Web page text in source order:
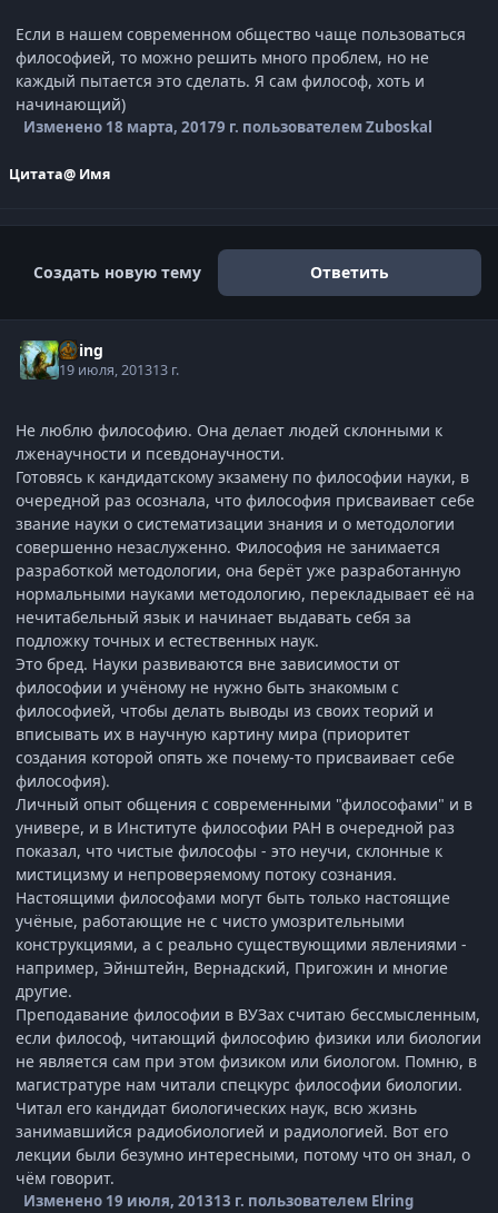
Если в нашем современном общество чаще пользоваться
философией, то можно решить много проблем, но не
каждый пытается это сделать. Я сам философ, хоть и
начинающий)
Изменено 18 марта, 20179 г. пользователем Zuboskal
Цитата@ Имя
Создать новую тему Ответить
Elring
19 июля, 201313 г.
Не люблю философию. Она делает людей склонными к
лженаучности и псевдонаучности.
Готовясь к кандидатскому экзамену по философии науки, в
очередной раз осознала, что философия присваивает себе
звание науки о систематизации знания и о методологии
совершенно незаслуженно. Философия не занимается
разработкой методологии, она берёт уже разработанную
нормальными науками методологию, перекладывает её на
нечитабельный язык и начинает выдавать себя за
подложку точных и естественных наук.
Это бред. Науки развиваются вне зависимости от
философии и учёному не нужно быть знакомым с
философией, чтобы делать выводы из своих теорий и
вписывать их в научную картину мира (приоритет
создания которой опять же почему-то присваивает себе
философия).
Личный опыт общения с современными "философами" и в
универе, и в Институте философии РАН в очередной раз
показал, что чистые философы - это неучи, склонные к
мистицизму и непроверяемому потоку сознания.
Настоящими философами могут быть только настоящие
учёные, работающие не с чисто умозрительными
конструкциями, а с реально существующими явлениями -
например, Эйнштейн, Вернадский, Пригожин и многие
другие.
Преподавание философии в ВУЗах считаю бессмысленным,
если философ, читающий философию физики или биологии
не является сам при этом физиком или биологом. Помню, в
магистратуре нам читали спецкурс философии биологии.
Читал его кандидат биологических наук, всю жизнь
занимавшийся радиобиологией и радиологией. Вот его
лекции были безумно интересными, потому что он знал, о
чём говорит.
Изменено 19 июля, 201313 г. пользователем Elring